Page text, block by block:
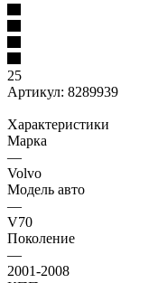
25
Артикул: 8289939
Характеристики
Марка
—
Volvo
Модель авто
—
V70
Поколение
—
2001-2008